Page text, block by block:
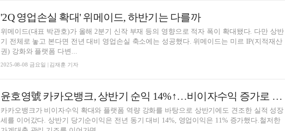
'2Q 영업손실 확대' 위메이드, 하반기는 다를까
위메이드(대표 박관호)가 올해 2분기 신작 부재 등의 영향으로 적자 폭이 확대됐다. 다만 상반
기 전체로 놓고 본다면 전년 대비 영업손실 축소에는 성공했다. 위메이드는 미르 IP(지적재산
권) 강화와 플랫폼 다변...
2025-08-08 금요일 | 김재훈 기자
윤호영號 카카오뱅크, 상반기 순익 14%↑…비이자수익 증가로 성장 우려 '불식' [금융사 2025 상반기 실적]
카카오뱅크가 비이자수익 확대와 플랫폼 역량 강화를 바탕으로 상반기에도 견조한 실적 성장
세를 이어갔다. 상반기 당기순이익은 전년 동기 대비 14%, 영업이익은 11% 증가했다.철저한